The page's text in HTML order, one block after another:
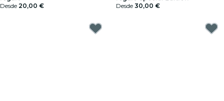
Desde 20,00 €
Desde 30,00 €